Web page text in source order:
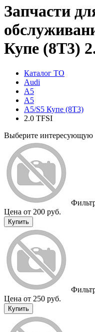
Запчасти
Купе (8T3)
Каталог ТО
Audi
A5
A5
A5/S5 Купе (8T3)
2.0 TFSI
Выберите интересующую
Цена от 200 руб.
Купить
Цена от 250 руб.
Купить